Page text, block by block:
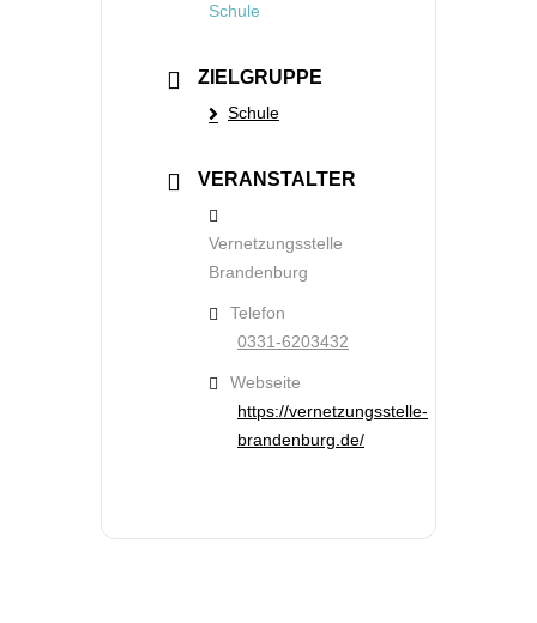
Schule
ZIELGRUPPE
Schule
VERANSTALTER
Vernetzungsstelle
Brandenburg
Telefon
0331-6203432
Webseite
https://vernetzungsstelle-
brandenburg.de/